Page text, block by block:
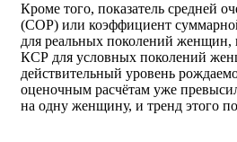
Кроме того, показатель средней
(СОР) или коэффициент
для реальных поколений женщин,
КСР для условных поколений
действительный уровень
оценочным расчётам уже
на одну женщину, и тренд этого